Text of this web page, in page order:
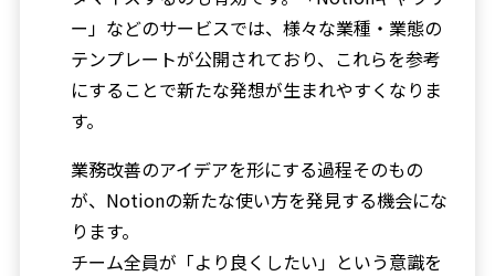
ー」などのサービスでは、様々な業種・業態の
テンプレートが公開されており、これらを参考
にすることで新たな発想が生まれやすくなりま
す。
業務改善のアイデアを形にする過程そのもの
が、Notionの新たな使い方を発見する機会にな
ります。
チーム全員が「より良くしたい」という意識を